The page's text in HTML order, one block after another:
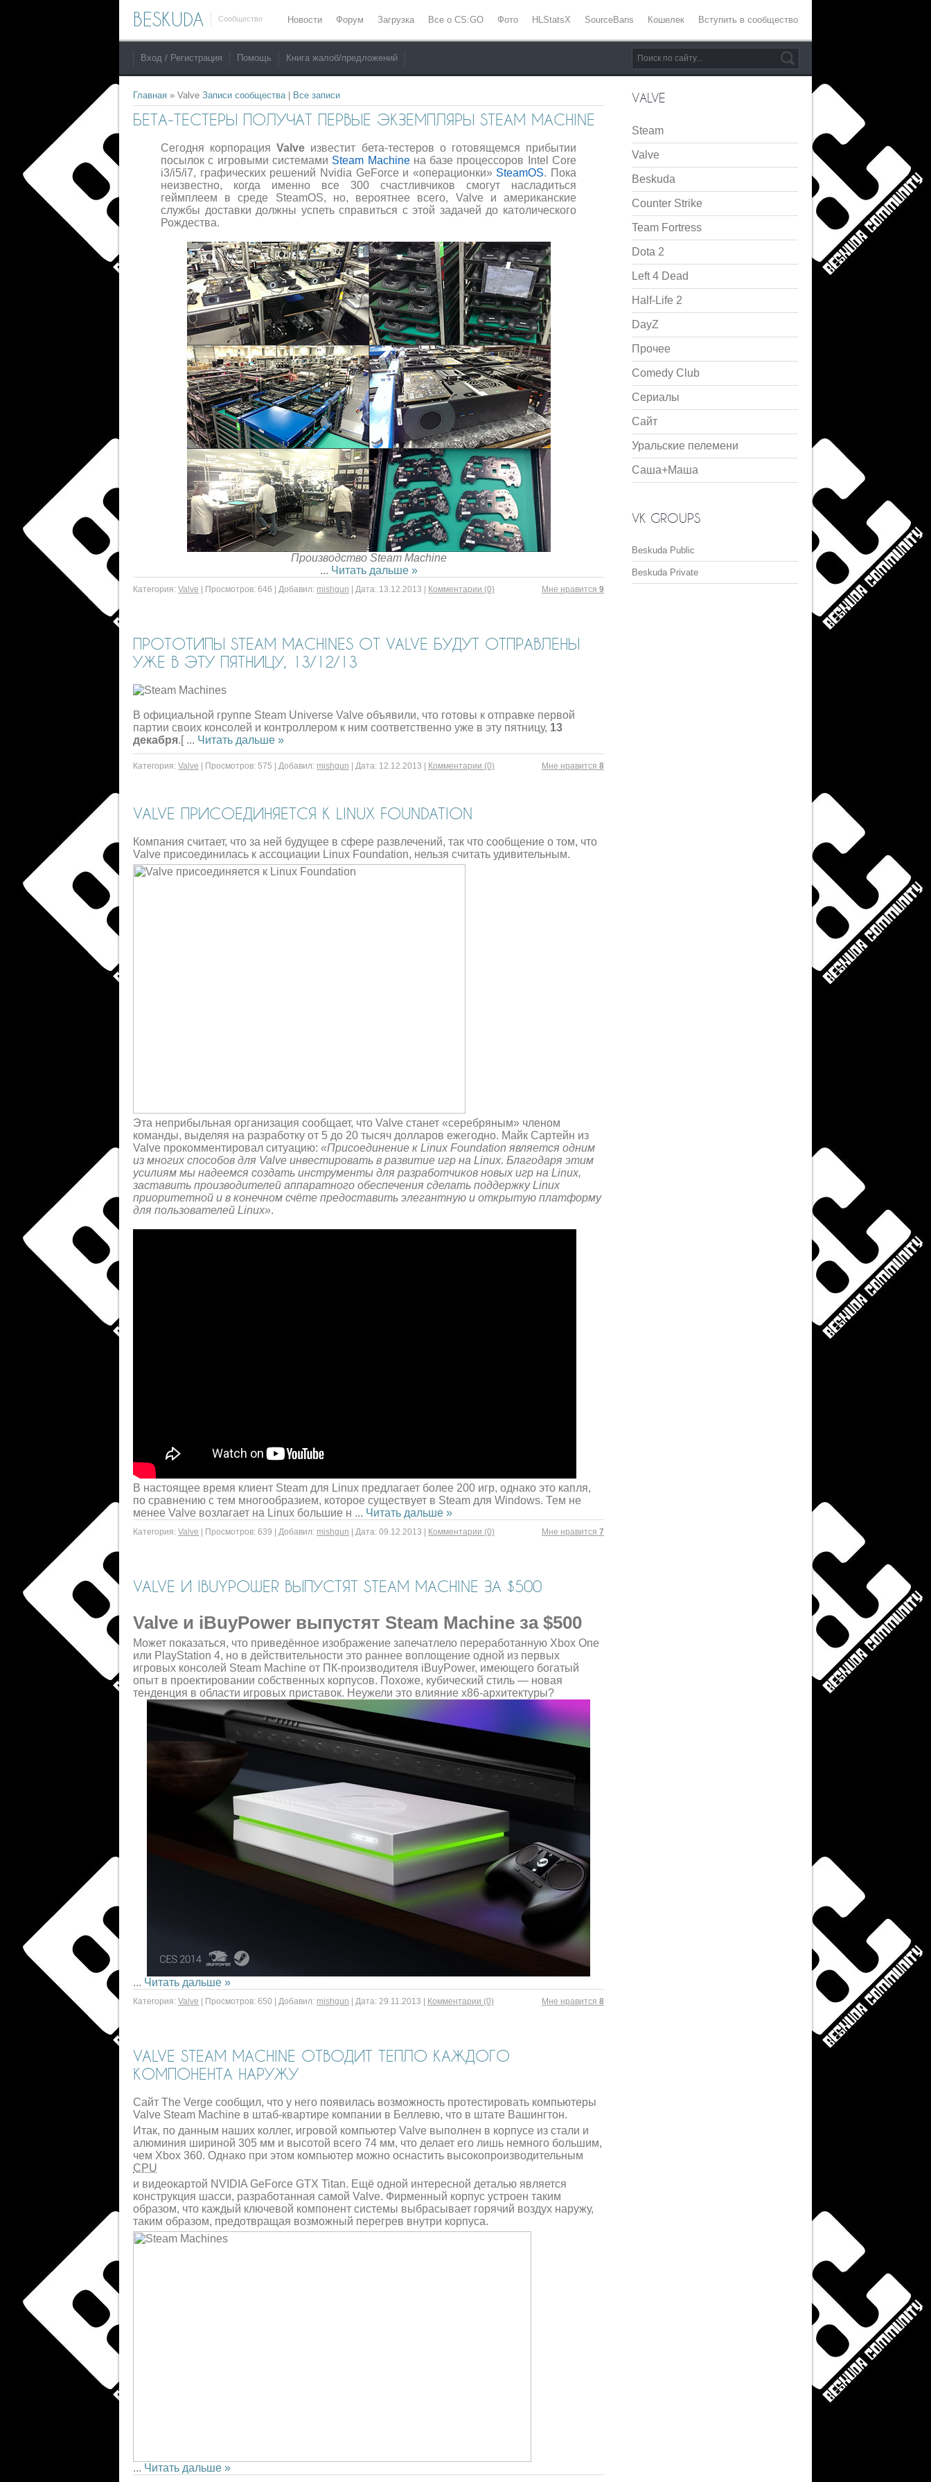
BESKUDA Сообщество Новости Форум Загрузка Все о CS:GO Фото HLStatsX SourceBans Кошелек Вступить в сообщество
Вход / Регистрация Помощь Книга жалоб/предложений
Главная » Valve Записи сообщества| Все записи
БЕТА-ТЕСТЕРЫ ПОЛУЧАТ ПЕРВЫЕ ЭКЗЕМПЛЯРЫ STEAM MACHINE
Сегодня корпорацияValve известит бета-тестеров о готовящемся прибытии
посылок с игровыми системами Steam Machineна базе процессоров Intel Core
i3/i5/i7, графических решений Nvidia GeForce и «операционки» SteamOS. Пока
неизвестно, когда именно все 300 счастливчиков смогут насладиться
геймплеем в среде SteamOS, но, вероятнее всего, Valve и американские
службы доставки должны успеть справиться с этой задачей до католического
Рождества.
Производство Steam Machine
... Читать дальше »
Mне нравится 9
Категория: Valve Просмотров: 646 Добавил: mishgun Дата: 13.12.2013 Комментарии (0)
ПРОТОТИПЫ STEAM MACHINES ОТ VALVE БУДУТ ОТПРАВЛЕНЫ
УЖЕ В ЭТУ ПЯТНИЦУ, 13/12/13
В официальной группе Steam Universe Valve объявили, что готовы к отправке первой
партии своих консолей и контроллером к ним соответственно уже в эту пятницу, 13
декабря.[ ... Читать дальше »
Mне нравится 8
Категория: Valve Просмотров: 575 Добавил: mishgun Дата: 12.12.2013 Комментарии (0)
VALVE ПРИСОЕДИНЯЕТСЯ К LINUX FOUNDATION
Компания считает, что за ней будущее в сфере развлечений, так что сообщение о том, что
Valve присоединилась к ассоциации Linux Foundation, нельзя считать удивительным.
Эта неприбыльная организация сообщает, что Valve станет «серебряным» членом
команды, выделяя на разработку от 5 до 20 тысяч долларов ежегодно. Майк Сартейн из
Valve прокомментировал ситуацию: «Присоединение к Linux Foundation является одним
из многих способов для Valve инвестировать в развитие игр на Linux. Благодаря этим
усилиям мы надеемся создать инструменты для разработчиков новых игр на Linux,
заставить производителей аппаратного обеспечения сделать поддержку Linux
приоритетной и в конечном счёте предоставить элегантную и открытую платформу
для пользователей Linux».
В настоящее время клиент Steam для Linux предлагает более 200 игр, однако это капля,
по сравнению с тем многообразием, которое существует в Steam для Windows. Тем не
менее Valve возлагает на Linux большие н ... Читать дальше »
Mне нравится 7
Категория: Valve Просмотров: 639 Добавил: mishgun Дата: 09.12.2013 Комментарии (0)
VALVE И IBUYPOWER ВЫПУСТЯТ STEAM MACHINE ЗА $500
Valve и iBuyPower выпустят Steam Machine за $500
Может показаться, что приведённое изображение запечатлело переработанную Xbox One
или PlayStation 4, но в действительности это раннее воплощение одной из первых
игровых консолей Steam Machine от ПК-производителя iBuyPower, имеющего богатый
опыт в проектировании собственных корпусов. Похоже, кубический стиль — новая
тенденция в области игровых приставок. Неужели это влияние x86-архитектуры?
... Читать дальше »
Mне нравится 8
Категория: Valve Просмотров: 650 Добавил: mishgun Дата: 29.11.2013 Комментарии (0)
VALVE STEAM MACHINE ОТВОДИТ ТЕПЛО КАЖДОГО
КОМПОНЕНТА НАРУЖУ
Сайт The Verge сообщил, что у него появилась возможность протестировать компьютеры
Valve Steam Machine в штаб-квартире компании в Беллевю, что в штате Вашингтон.
Итак, по данным наших коллег, игровой компьютер Valve выполнен в корпусе из стали и
алюминия шириной 305 мм и высотой всего 74 мм, что делает его лишь немного большим,
чем Xbox 360. Однако при этом компьютер можно оснастить высокопроизводительным
CPU
и видеокартой NVIDIA GeForce GTX Titan. Ещё одной интересной деталью является
конструкция шасси, разработанная самой Valve. Фирменный корпус устроен таким
образом, что каждый ключевой компонент системы выбрасывает горячий воздух наружу,
таким образом, предотвращая возможный перегрев внутри корпуса.
... Читать дальше »
VALVE
Steam
Valve
Beskuda
Counter Strike
Team Fortress
Dota 2
Left 4 Dead
Half-Life 2
DayZ
Прочее
Comedy Club
Сериалы
Сайт
Уральские пелемени
Саша+Маша
VK GROUPS
Beskuda Public
Beskuda Private